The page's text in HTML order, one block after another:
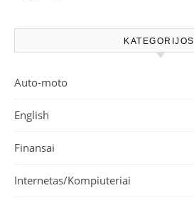
KATEGORIJOS
Auto-moto
English
Finansai
Internetas/Kompiuteriai